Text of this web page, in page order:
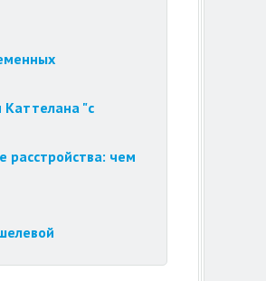
"с
расстройства: чем